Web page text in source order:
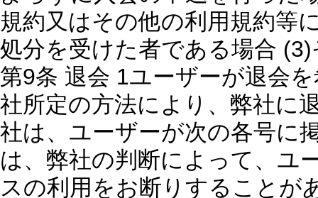
規約又はその他の利用規約等
処分を受けた者である場合
第9条 退会 1ユーザーが退会
社所定の方法により、弊社に
社は、ユーザーが次の各号に
は、弊社の判断によって、ユ
スの利用をお断りすることが